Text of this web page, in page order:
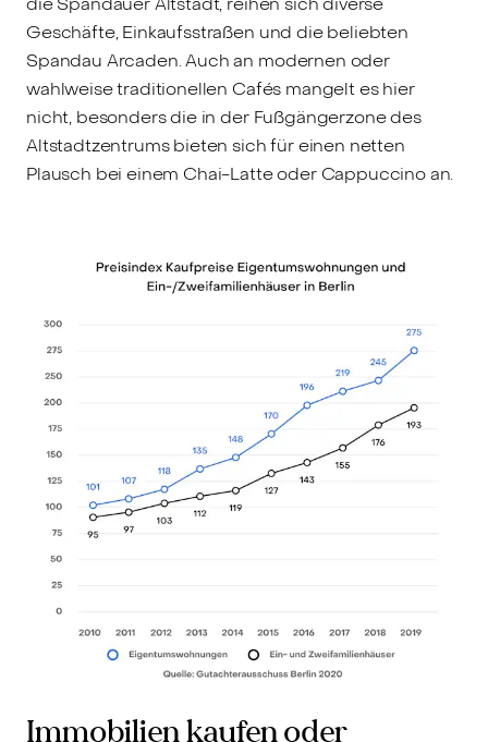
Geschäfte, Einkaufsstraßen und die beliebten
Spandau Arcaden. Auch an modernen oder
wahlweise traditionellen Cafés mangelt es hier
nicht, besonders die in der Fußgängerzone des
Altstadtzentrums bieten sich für einen netten
Plausch bei einem Chai-Latte oder Cappuccino an.
Immobilien kaufen oder